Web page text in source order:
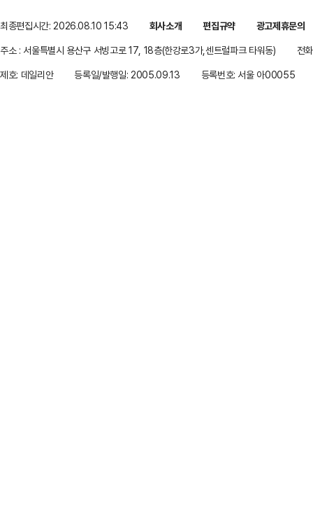
최종편집시간: 2026.08.10 15:43 회사소개 편집규약
광고제휴문의
주소 : 서울특별시 용산구 서빙고로 17, 18층(한강로3가,센트럴파크 타워동)
전
제호: 데일리안
등록일/발행일: 2005.09.13 등록번호: 서울 아00055